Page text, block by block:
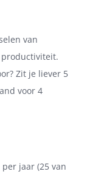
van
productiviteit.
Zit je liever 5
voor 4
jaar (25 van